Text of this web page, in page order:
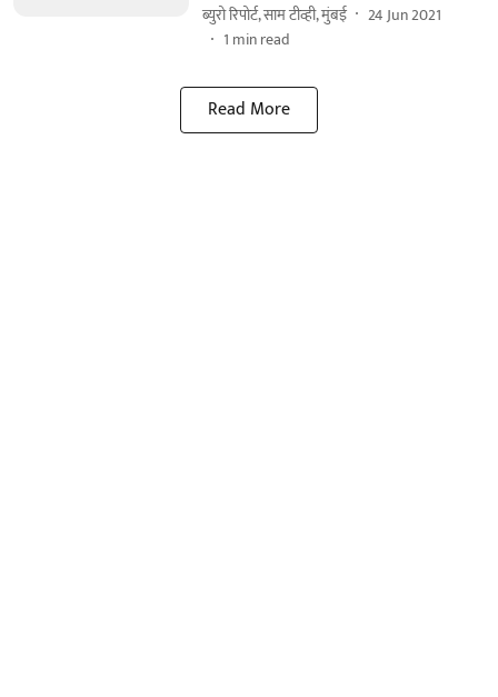
ब्युरो रिपोर्ट, साम टीव्ही, मुंबई
24 Jun 2021
1 min read
Read More